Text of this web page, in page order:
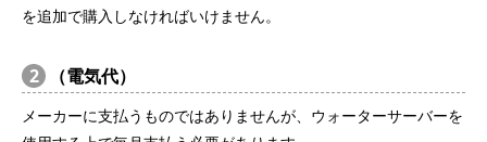
を追加で購入しなければいけません。
2 （電気代）
メーカーに支払うものではありませんが、ウォーターサーバーを